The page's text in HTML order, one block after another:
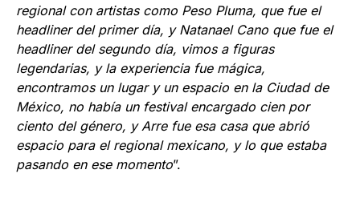
regional con artistas como Peso Pluma, que fue el
headliner del primer día, y Natanael Cano que fue el
headliner del segundo día, vimos a figuras
legendarias, y la experiencia fue mágica,
encontramos un lugar y un espacio en la Ciudad de
México, no había un festival encargado cien por
ciento del género, y Arre fue esa casa que abrió
espacio para el regional mexicano, y lo que estaba
pasando en ese momento”.